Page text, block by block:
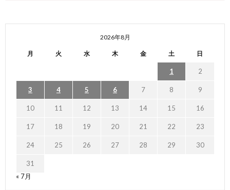
2026年8月
月 火 水 木 金 土 日
1 2
3 4 5 6 7 8 9
10 11 12 13 14 15 16
17 18 19 20 21 22 23
24 25 26 27 28 29 30
31
« 7月